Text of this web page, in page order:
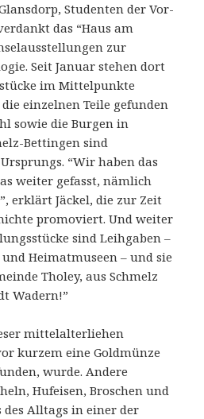
Studenten der Vor-
das “Haus am
zur
Seit Januar stehen dort
im Mittelpunkte
einzelnen Teile gefunden
sowie die Burgen in
Bettingen sind
“Wir haben das
weiter gefasst, nämlich
erklärt Jäckel, die zur Zeit
promoviert. Und weiter
sind Leihgaben –
Heimatmuseen – und sie
Tholey, aus Schmelz
Wadern!”
mittelalterliehen
kurzem eine Goldmünze
wurde. Andere
Hufeisen, Broschen und
des Alltags in einer der